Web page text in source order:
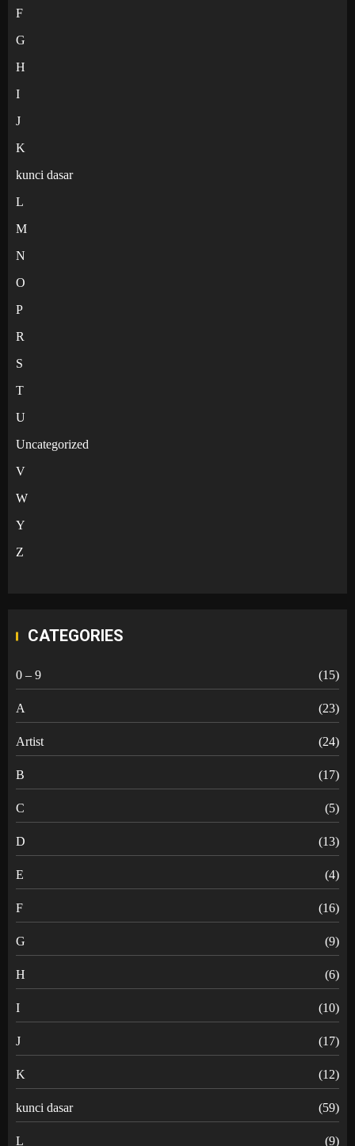
F
G
H
I
J
K
kunci dasar
L
M
N
O
P
R
S
T
U
Uncategorized
V
W
Y
Z
CATEGORIES
0 – 9 (15)
A (23)
Artist (24)
B (17)
C (5)
D (13)
E (4)
F (16)
G (9)
H (6)
I (10)
J (17)
K (12)
kunci dasar (59)
L (9)